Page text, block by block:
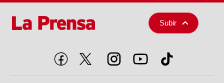
Subir